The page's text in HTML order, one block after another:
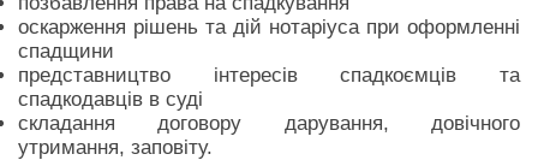
оскарження рішень та дій нотаріуса при оформленні
спадщини
представництво інтересів спадкоємців та
спадкодавців в суді
складання договору дарування, довічного
утримання, заповіту.